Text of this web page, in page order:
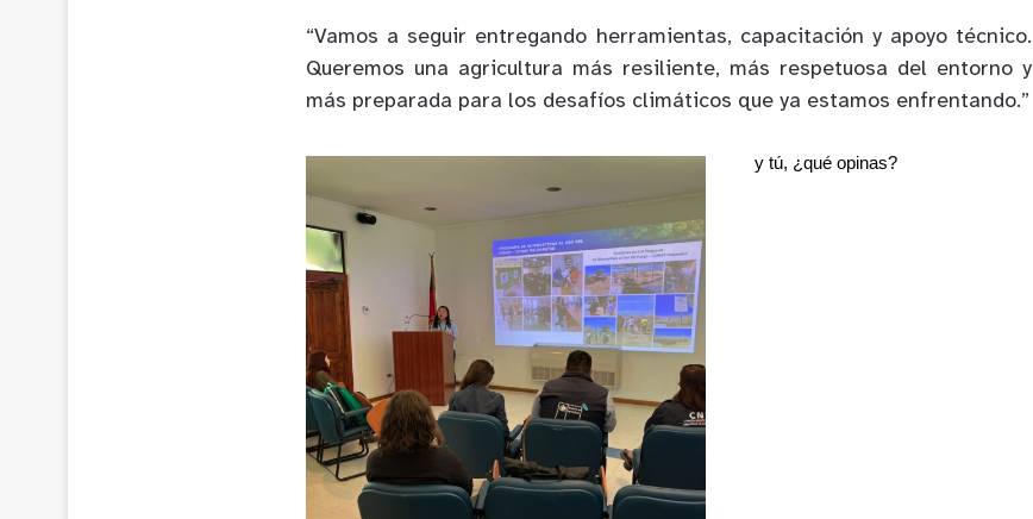
“Vamos a seguir entregando herramientas, capacitación y apoyo técnico.
Queremos una agricultura más resiliente, más respetuosa del entorno y
más preparada para los desafíos climáticos que ya estamos enfrentando.”
y tú, ¿qué opinas?